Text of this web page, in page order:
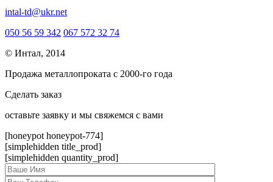
intal-td@ukr.net
050 56 59 342 067 572 32 74
© Интал, 2014
Продажа металлопроката с 2000-го года
Сделать заказ
оcтавьте заявку и мы свяжемся с вами
[honeypot honeypot-774]
[simplehidden title_prod]
[simplehidden quantity_prod]